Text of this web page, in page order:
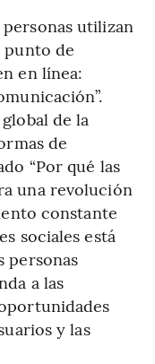
utilizan
punto de
en línea:
de la
de
“Por qué las
una revolución
constante
sociales está
personas
a las
y las